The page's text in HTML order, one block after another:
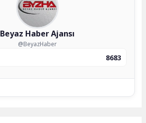
Beyaz Haber Ajansı
@BeyazHaber
8683